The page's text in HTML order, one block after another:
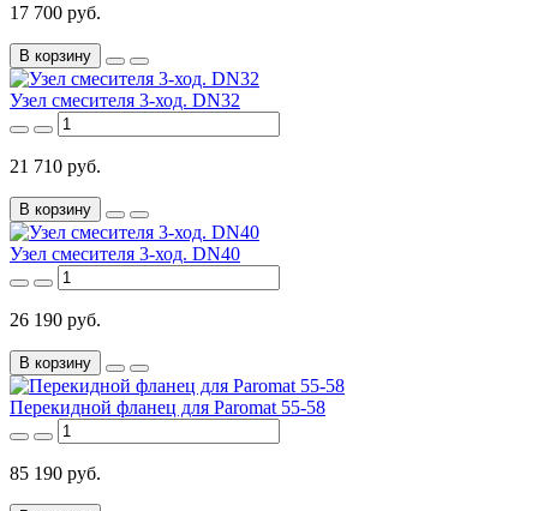
17 700 руб.
В корзину
Узел смесителя 3-ход. DN32
21 710 руб.
В корзину
Узел смесителя 3-ход. DN40
26 190 руб.
В корзину
Перекидной фланец для Paromat 55-58
85 190 руб.